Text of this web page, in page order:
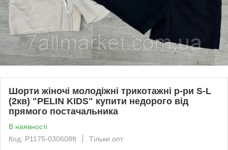
Шорти жіночі молодіжні трикотажні р-ри S-L
(2кв) "PELIN KIDS" купити недорого від
прямого постачальника
В наявності
Код: P1175-030608ft
Тільки опт